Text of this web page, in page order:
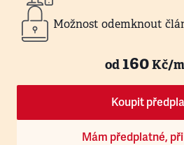
Možnost odemknout
od160Kč/
Koupit
Mám předplatné,